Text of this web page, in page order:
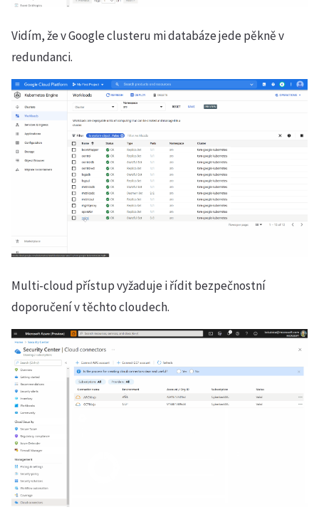
Vidím, že v Google clusteru mi databáze jede pěkně v
redundanci.
Multi-cloud přístup vyžaduje i řídit bezpečnostní
doporučení v těchto cloudech.